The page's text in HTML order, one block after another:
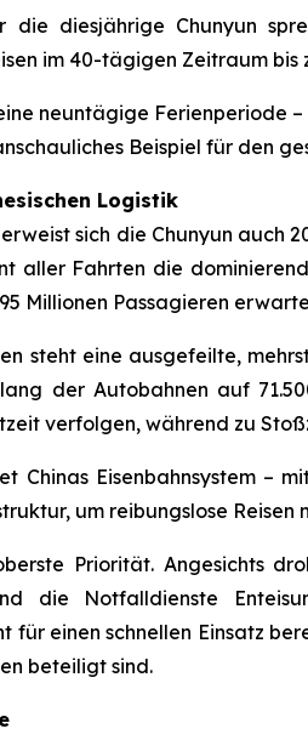
die diesjährige Chunyun
im 40-tägigen Zeitraum bis
neuntägige Ferienperiode
Beispiel für den
Logistik
sich die Chunyun auch
aller Fahrten die
Millionen Passagieren
steht eine ausgefeilte,
der Autobahnen auf
verfolgen, während zu
Chinas Eisenbahnsystem –
um reibungslose
Priorität. Angesichts
die Notfalldienste
für einen schnellen Einsatz
beteiligt sind.